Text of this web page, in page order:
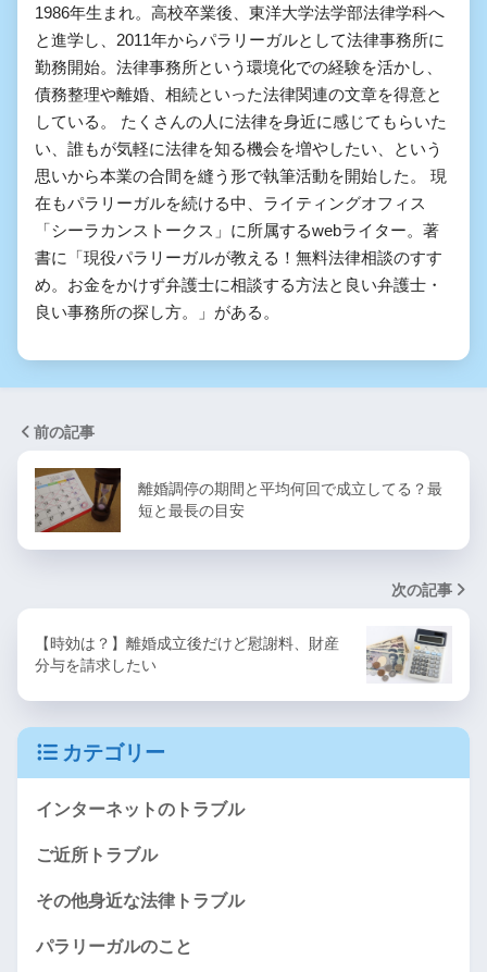
1986年生まれ。高校卒業後、東洋大学法学部法律学科へ
と進学し、2011年からパラリーガルとして法律事務所に
勤務開始。法律事務所という環境化での経験を活かし、
債務整理や離婚、相続といった法律関連の文章を得意と
している。 たくさんの人に法律を身近に感じてもらいた
い、誰もが気軽に法律を知る機会を増やしたい、という
思いから本業の合間を縫う形で執筆活動を開始した。 現
在もパラリーガルを続ける中、ライティングオフィス
「シーラカンストークス」に所属するwebライター。著
書に「現役パラリーガルが教える！無料法律相談のすす
め。お金をかけず弁護士に相談する方法と良い弁護士・
良い事務所の探し方。」がある。
前の記事
離婚調停の期間と平均何回で成立してる？最
短と最長の目安
次の記事
【時効は？】離婚成立後だけど慰謝料、財産
分与を請求したい
カテゴリー
インターネットのトラブル
ご近所トラブル
その他身近な法律トラブル
パラリーガルのこと